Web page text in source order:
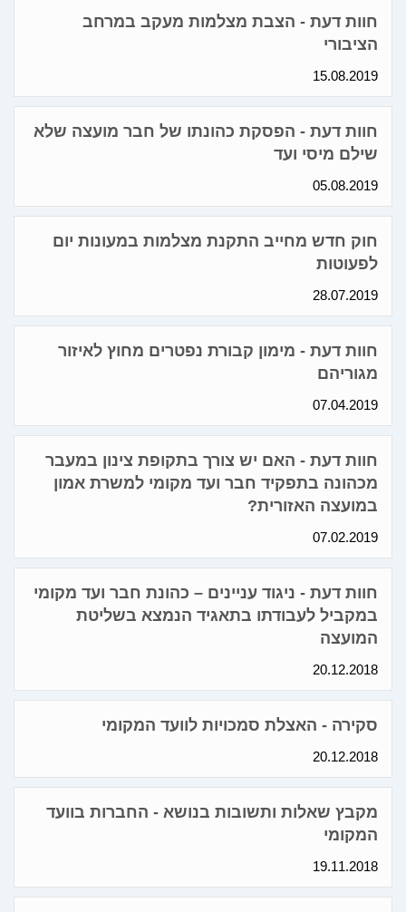
חוות דעת - הצבת מצלמות מעקב במרחב
הציבורי
15.08.2019
חוות דעת - הפסקת כהונתו של חבר מועצה שלא
שילם מיסי ועד
05.08.2019
חוק חדש מחייב התקנת מצלמות במעונות יום
לפעוטות
28.07.2019
חוות דעת - מימון קבורת נפטרים מחוץ לאיזור
מגוריהם
07.04.2019
חוות דעת - האם יש צורך בתקופת צינון במעבר
מכהונה בתפקיד חבר ועד מקומי למשרת אמון
במועצה האזורית?
07.02.2019
חוות דעת - ניגוד עניינים – כהונת חבר ועד מקומי
במקביל לעבודתו בתאגיד הנמצא בשליטת
המועצה
20.12.2018
סקירה - האצלת סמכויות לוועד המקומי
20.12.2018
מקבץ שאלות ותשובות בנושא - החברות בוועד
המקומי
19.11.2018